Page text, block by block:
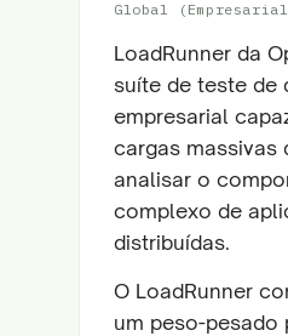
Global
LoadRunner da
suíte de teste de
empresarial
cargas massivas
analisar o
complexo de
distribuídas.
O LoadRunner
um peso-pesado